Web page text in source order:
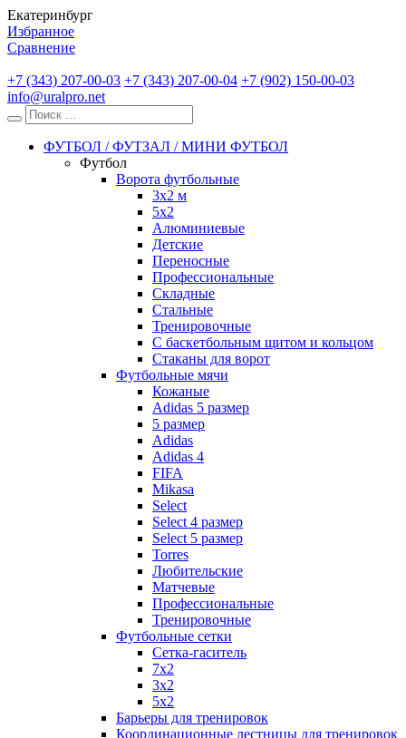
Екатеринбург
Избранное
Сравнение
+7 (343) 207-00-03 +7 (343) 207-00-04 +7 (902) 150-00-03
info@uralpro.net
ФУТБОЛ / ФУТЗАЛ / МИНИ ФУТБОЛ
Футбол
Ворота футбольные
3х2 м
5х2
Алюминиевые
Детские
Переносные
Профессиональные
Складные
Стальные
Тренировочные
С баскетбольным щитом и кольцом
Стаканы для ворот
Футбольные мячи
Кожаные
Adidas 5 размер
5 размер
Adidas
Adidas 4
FIFA
Mikasa
Select
Select 4 размер
Select 5 размер
Torres
Любительские
Матчевые
Профессиональные
Тренировочные
Футбольные сетки
Сетка-гаситель
7x2
3х2
5х2
Барьеры для тренировок
Координационные лестницы для тренировок